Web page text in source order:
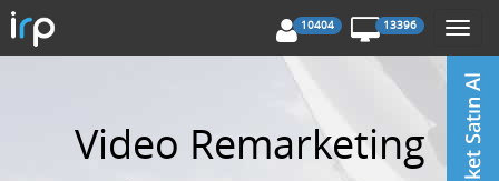
10404 13396
Video Remarketing